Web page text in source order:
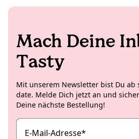
Mach Deine
Tasty
Mit unserem Newsletter bist Du
date. Melde Dich jetzt an und
Deine nächste Bestellung!
E-Mail-Adresse*